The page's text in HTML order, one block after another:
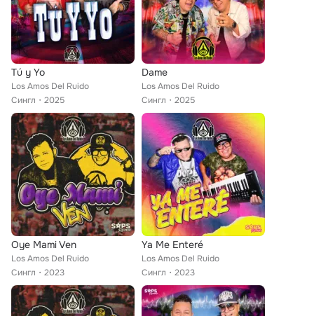
Tú y Yo
Los Amos Del Ruido
Сингл
2025
Dame
Los Amos Del Ruido
Сингл
2025
Oye Mami Ven
Los Amos Del Ruido
Сингл
2023
Ya Me Enteré
Los Amos Del Ruido
Сингл
2023